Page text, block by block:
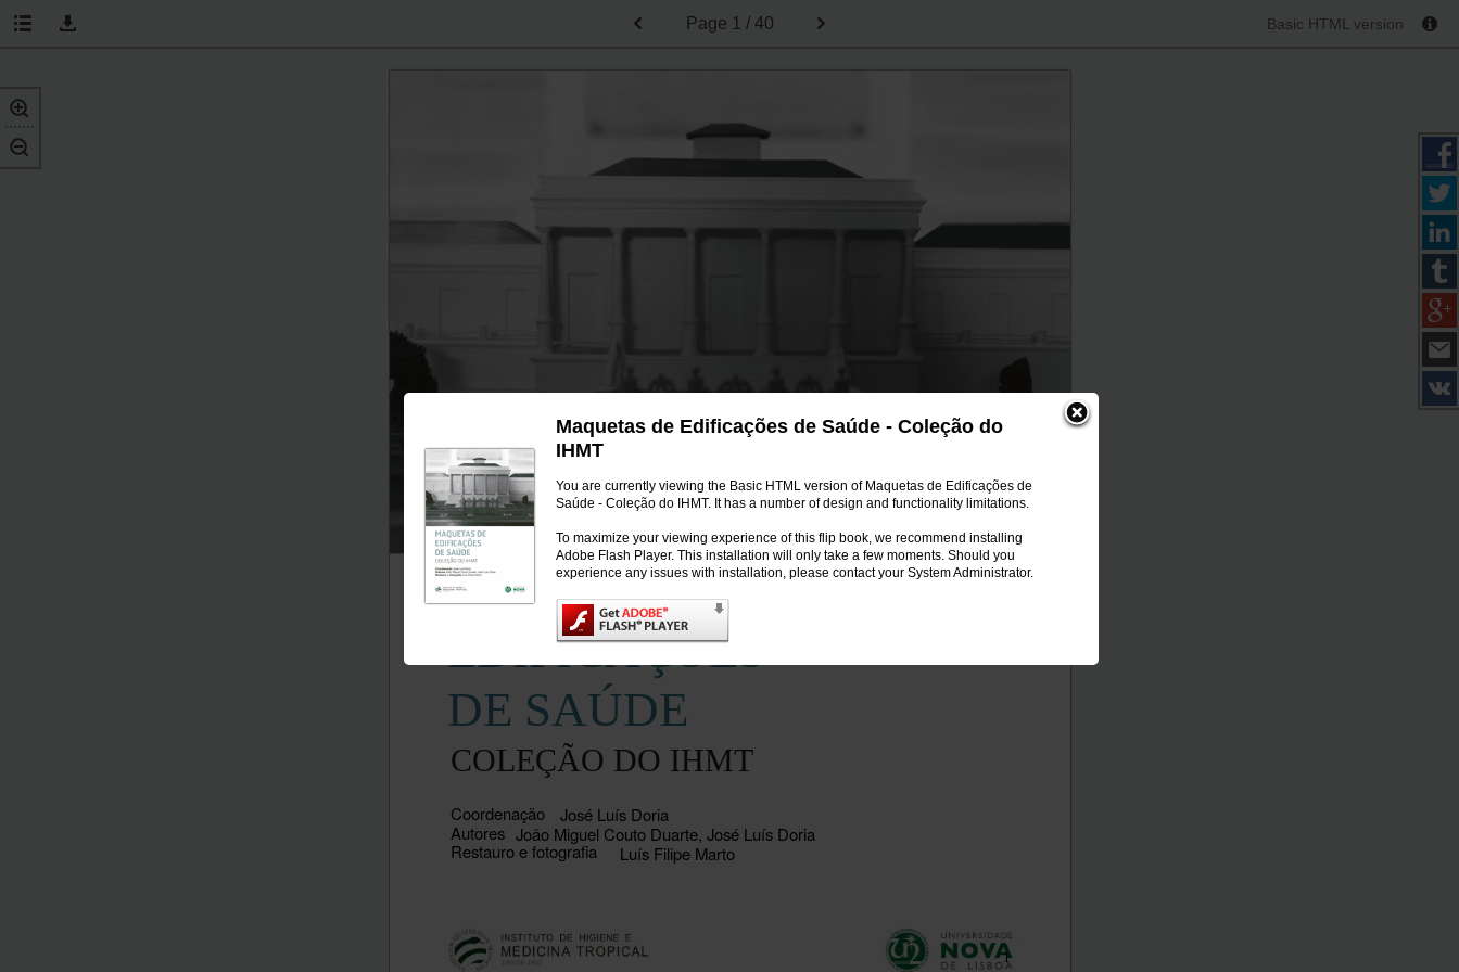
Maquetas de Edificações de Saúde - Coleção do
IHMT
You are currently viewing the Basic HTML version of Maquetas de Edificações de
Saúde - Coleção do IHMT. It has a number of design and functionality limitations.
To maximize your viewing experience of this flip book, we recommend installing
Adobe Flash Player. This installation will only take a few moments. Should you
experience any issues with installation, please contact your System Administrator.
Page 1 / 40 Basic HTML version
1
MAQUETAS DE
EDIFICAÇÕES
DE SAÚDE
Coordenação José Luís Doria
Autores João Miguel Couto Duarte, José Luís Doria
Restauro e fotografia Luís Filipe Marto
COLEÇÃO DO IHMT